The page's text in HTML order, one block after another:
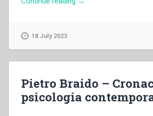
18 July 2023
Pietro Braido –
psicologia